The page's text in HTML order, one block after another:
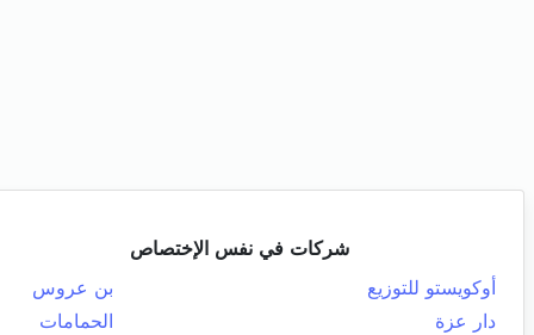
شركات في نفس الإختصاص
أوكويستو للتوزيع
بن عروس
دار عزة
الحمامات